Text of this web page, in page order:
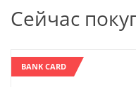
Сейчас
BANK CARD